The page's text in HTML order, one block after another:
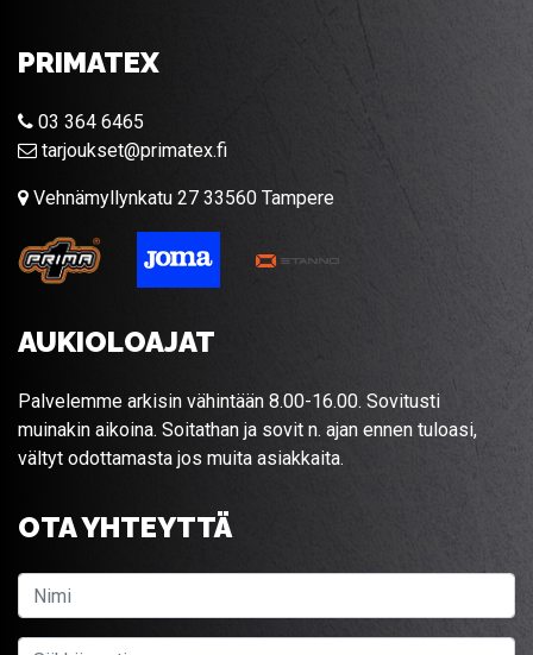
PRIMATEX
03 364 6465
tarjoukset@primatex.fi
Vehnämyllynkatu 27 33560 Tampere
AUKIOLOAJAT
Palvelemme arkisin vähintään 8.00-16.00. Sovitusti
muinakin aikoina. Soitathan ja sovit n. ajan ennen tuloasi,
vältyt odottamasta jos muita asiakkaita.
OTA YHTEYTTÄ